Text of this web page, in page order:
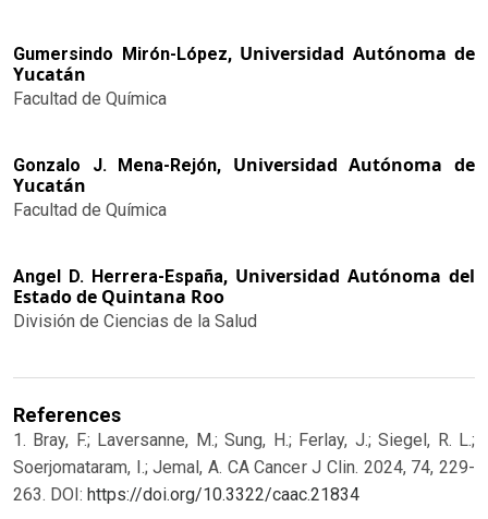
Gumersindo Mirón-López, Universidad Autónoma de
Yucatán
Facultad de Química
Gonzalo J. Mena-Rejón, Universidad Autónoma de
Yucatán
Facultad de Química
Angel D. Herrera-España, Universidad Autónoma del
Estado de Quintana Roo
División de Ciencias de la Salud
References
1. Bray, F.; Laversanne, M.; Sung, H.; Ferlay, J.; Siegel, R. L.;
Soerjomataram, I.; Jemal, A. CA Cancer J Clin. 2024, 74, 229-
263. DOI: https://doi.org/10.3322/caac.21834